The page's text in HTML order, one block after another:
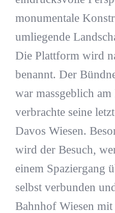
monumentale
umliegende
Die Plattform wird
benannt. Der
war massgeblich
verbrachte seine
Davos Wiesen.
wird der Besuch,
einem Spaziergang
selbst verbunden
Bahnhof Wiesen